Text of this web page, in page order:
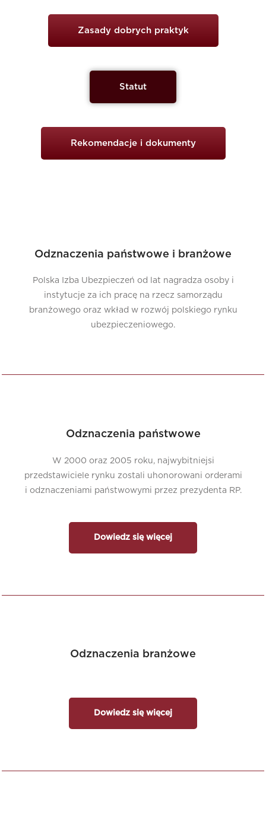
Zasady dobrych praktyk
Statut
Rekomendacje i dokumenty
Odznaczenia państwowe i branżowe
Polska Izba Ubezpieczeń od lat nagradza osoby i
instytucje za ich pracę na rzecz samorządu
branżowego oraz wkład w rozwój polskiego rynku
ubezpieczeniowego.
Odznaczenia państwowe
W 2000 oraz 2005 roku, najwybitniejsi
przedstawiciele rynku zostali uhonorowani orderami
i odznaczeniami państwowymi przez prezydenta RP.
Dowiedz się więcej
Odznaczenia branżowe
Dowiedz się więcej